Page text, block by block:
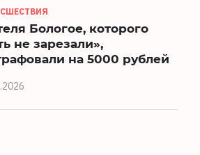
Бологое, которого
не зарезали»,
на 5000 рублей